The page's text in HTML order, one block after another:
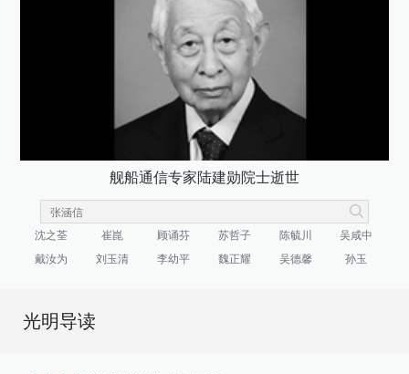
舰船通信专家陆建勋院士逝世
沈之荃 崔崑 顾诵芬 苏哲子 陈毓川
吴咸中
戴汝为
刘玉清 李幼平 魏正耀 吴德馨 孙玉
光明导读